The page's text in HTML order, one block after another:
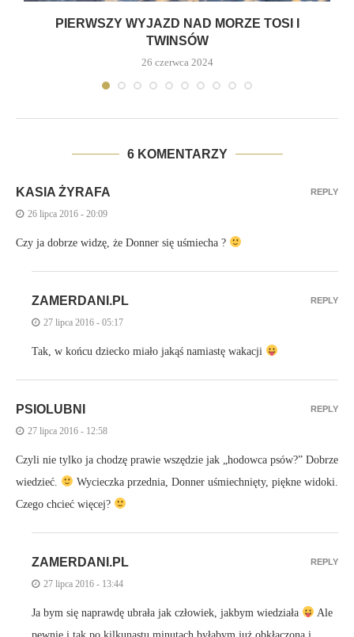
PIERWSZY WYJAZD NAD MORZE TOSI I
TWINSÓW
26 czerwca 2024
6 KOMENTARZY
KASIA ŻYRAFA
26 lipca 2016 - 20:09
Czy ja dobrze widzę, że Donner się uśmiecha ?
REPLY
ZAMERDANI.PL
27 lipca 2016 - 05:17
Tak, w końcu dziecko miało jakąś namiastę wakacji
REPLY
PSIOLUBNI
27 lipca 2016 - 12:58
Czyli nie tylko ja chodzę prawie wszędzie jak „hodowca psów?” Dobrze
wiedzieć.
Wycieczka przednia, Donner uśmiechnięty, piękne widoki.
Czego chcieć więcej?
REPLY
ZAMERDANI.PL
27 lipca 2016 - 13:44
Ja bym się naprawdę ubrała jak człowiek, jakbym wiedziała
Ale
REPLY